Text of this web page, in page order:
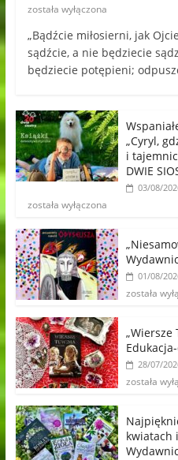
została wyłączona
„Bądźcie miłosierni, jak
sądźcie, a nie będziecie
będziecie potępieni;
„Cyryl,
i
DWIE
03/08/
została wyłączona
01/08/
została
„Wiersze
28/07/
została
kwiatach